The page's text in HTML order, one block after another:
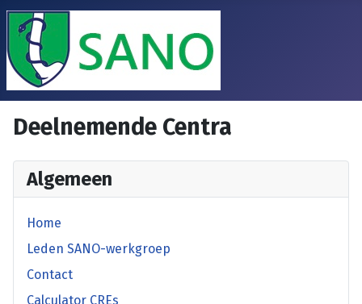
Algemeen
Home
Leden SANO-werkgroep
Contact
Calculator CREs
Deelnemende Centra